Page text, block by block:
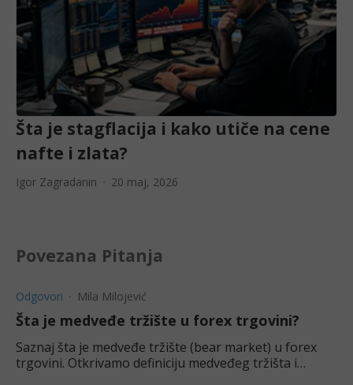
Šta je stagflacija i kako utiče na cene
nafte i zlata?
Igor Zagradanin 20 maj, 2026
Povezana Pitanja
Odgovori Mila Milojević
Šta je medveđe tržište u forex trgovini?
Saznaj šta je medveđe tržište (bear market) u forex
trgovini. Otkrivamo definiciju medveđeg tržišta i